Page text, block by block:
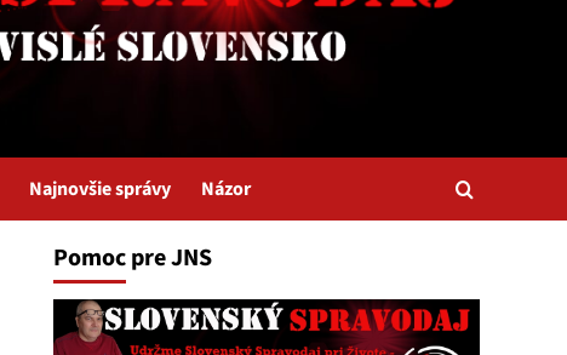
Najnovšie správy Názor
Pomoc pre JNS